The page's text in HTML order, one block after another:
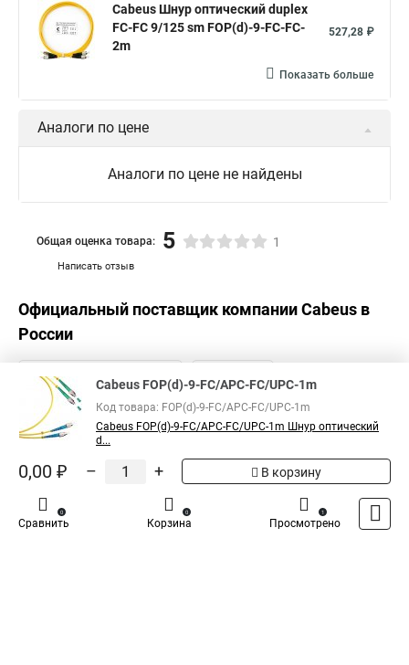
Cabeus Шнур оптический duplex
FC-FC 9/125 sm FOP(d)-9-FC-FC-
2m
527,28 ₽
Показать больше
Аналоги по цене
Аналоги по цене не найдены
Написать отзыв
Общая оценка товара: 5 1
Официальный поставщик компанииCabeus в
России
Cabeus FOP(d)-9-FC/APC-FC/UPC-1m
Код товара: FOP(d)-9-FC/APC-FC/UPC-1m
Cabeus FOP(d)-9-FC/APC-FC/UPC-1m Шнур оптический
d...
0,00 ₽ – + В корзину
Сравнить
0
Корзина
0
Просмотрено
1